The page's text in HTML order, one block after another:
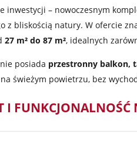
inwestycji – nowoczesnym
z bliskością natury. W ofercie
27 m² do 87 m², idealnych
posiada przestronny balkon,
świeżym powietrzu, bez
I FUNKCJONALNOŚĆ